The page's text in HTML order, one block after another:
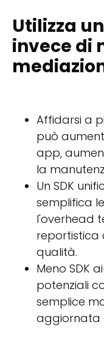
Utilizza
invece di
Affidarsi a
può
app,
la
Un SDK
semplifica
l'overhead
reportistica
qualità.
Meno SDK
potenziali
semplice
aggiornata